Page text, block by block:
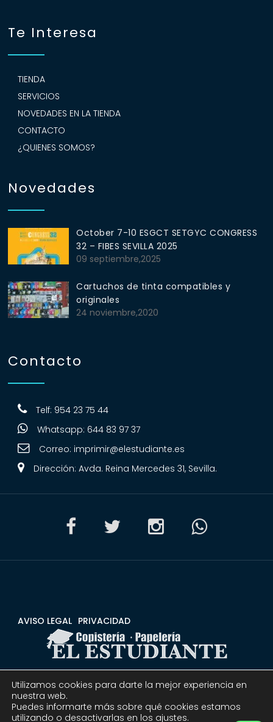
Te Interesa
TIENDA
SERVICIOS
NOVEDADES EN LA TIENDA
CONTACTO
¿QUIENES SOMOS?
Novedades
October 7-10 ESGCT SETGYC CONGRESS
32 – FIBES SEVILLA 2025
09 septiembre,2025
Cartuchos de tinta compatibles y
originales
24 noviembre,2020
Contacto
Telf: 954 23 75 44
Whatsapp: 644 83 97 37
Correo: imprimir@elestudiante.es
Dirección: Avda. Reina Mercedes 31, Sevilla.
AVISO LEGAL PRIVACIDAD
CONDICIONES DEVOLUCIONES Y REEMBOLSOS
Utilizamos cookies para darte la mejor experiencia en
nuestra web.
Puedes informarte más sobre qué cookies estamos
utilizando o desactivarlas en los ajustes.